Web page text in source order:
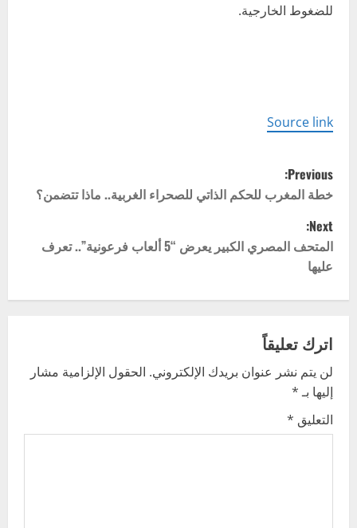
للضغوط الخارجية.
Source link
P
o
s
t
n
a
v
i
g
Previous:
خطة المغرب للحكم الذاتي للصحراء الغربية.. ماذا تتضمن؟
Next:
المتحف المصري الكبير يعرض “5 ألعاب فرعونية”.. تعرف
عليها
اترك تعليقاً
لن يتم نشر عنوان بريدك الإلكتروني. الحقول الإلزامية مشار
إليها بـ*
التعليق *